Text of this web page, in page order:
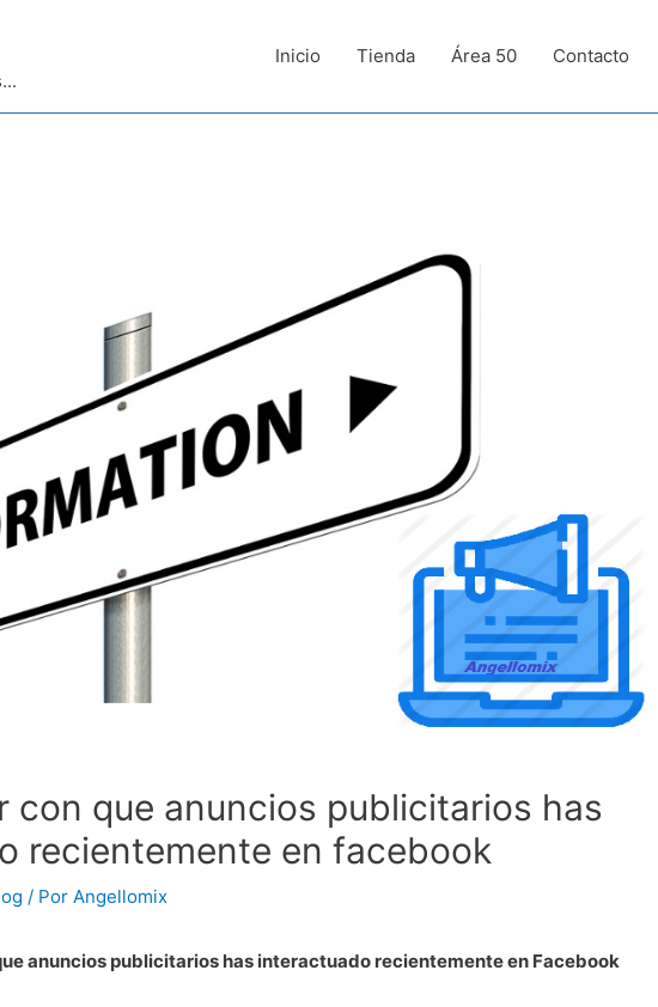
Inicio Tienda Área 50 Contacto
con que anuncios publicitarios has
recientemente en facebook
/ Por Angellomix
anuncios publicitarios has interactuado recientemente en Facebook